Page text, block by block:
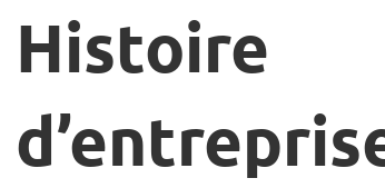
Histoire